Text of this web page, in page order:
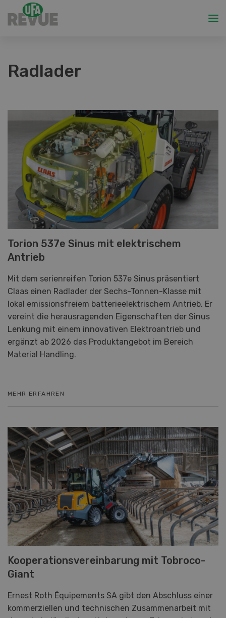
Radlader
Torion 537e Sinus mit elektrischem
Antrieb
Mit dem serienreifen Torion 537e Sinus präsentiert
Claas einen Radlader der Sechs-Tonnen-Klasse mit
lokal emissionsfreiem batterieelektrischem Antrieb. Er
vereint die herausragenden Eigenschaften der Sinus
Lenkung mit einem innovativen Elektroantrieb und
ergänzt ab 2026 das Produktangebot im Bereich
Material Handling.
MEHR ERFAHREN
Kooperationsvereinbarung mit Tobroco-
Giant
Ernest Roth Équipements SA gibt den Abschluss einer
kommerziellen und technischen Zusammenarbeit mit